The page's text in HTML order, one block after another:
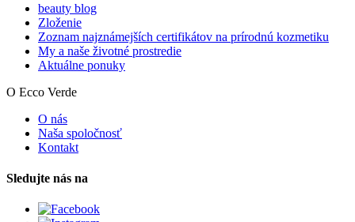
beauty blog
Zloženie
Zoznam najznámejších certifikátov na prírodnú kozmetiku
My a naše životné prostredie
Aktuálne ponuky
O Ecco Verde
O nás
Naša spoločnosť
Kontakt
Sledujte nás na